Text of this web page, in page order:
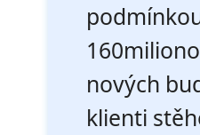
nových
klienti